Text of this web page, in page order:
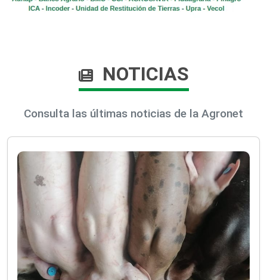
NOTICIAS
Consulta las últimas noticias de la Agronet